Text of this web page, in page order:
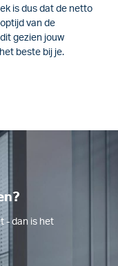
is dus dat de netto
van de
gezien jouw
beste bij je.
- dan is het